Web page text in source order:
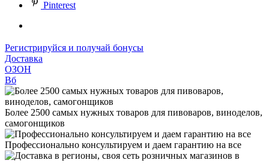
Pinterest
Регистрируйся и получай бонусы
Доставка
ОЗОН
Вб
Более 2500 самых нужных товаров для пивоваров, виноделов,
самогонщиков
Профессионально консультируем и даем гарантию на все